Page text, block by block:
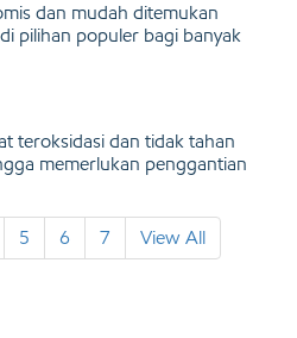
dan mudah ditemukan
pilihan populer bagi banyak
teroksidasi dan tidak tahan
memerlukan penggantian
5 6 7 View All